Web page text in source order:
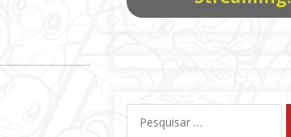
por: